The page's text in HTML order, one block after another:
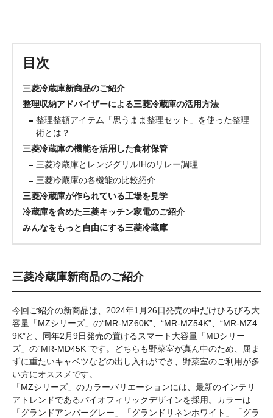
目次
三菱冷蔵庫新商品のご紹介
整理収納アドバイザーによる三菱冷蔵庫の活用方法
整理整頓アイテム「思うまま整理セット」を使った整理
術とは？
三菱冷蔵庫の機能を活用した食材保管
三菱冷蔵庫とレンジグリルIHのリレー調理
三菱冷蔵庫の各機能の比較紹介
三菱冷蔵庫が作られている工場を見学
冷蔵庫を含めた三菱キッチン家電のご紹介
みんなをもっと自由にする三菱冷蔵庫
三菱冷蔵庫新商品のご紹介
今回ご紹介の新商品は、2024年1月26日発売の中だけひろびろ大
容量「MZシリーズ」の“MR-MZ60K”、“MR-MZ54K”、“MR-MZ4
9K”と、同年2月9日発売の置けるスマート大容量「MDシリー
ズ」の“MR-MD45K”です。どちらも野菜室が真ん中のため、屈ま
ずに重たいキャベツなどの出し入れができ、野菜室のご利用が多
い方にオススメです。
「MZシリーズ」のカラーバリエーションには、最新のインテリ
アトレンドであるバイオフィリックデザインを採用。カラーは
「グランドアンバーグレー」「グランドリネンホワイト」「グラ